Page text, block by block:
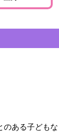
ある子ども